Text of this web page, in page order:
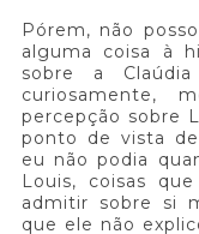
Pórem, não
alguma coisa à
sobre a
curiosamente,
percepção sobre
ponto de vista
eu não podia
Louis, coisas
admitir sobre si
que ele não